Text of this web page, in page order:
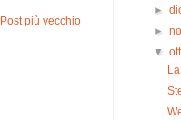
Post più vecchio
►
►
▼